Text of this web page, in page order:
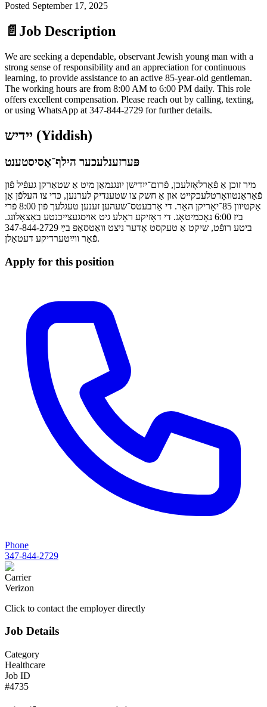
Posted September 17, 2025
📄 Job Description
We are seeking a dependable, observant Jewish young man with a
strong sense of responsibility and an appreciation for continuous
learning, to provide assistance to an active 85-year-old gentleman.
The working hours are from 8:00 AM to 6:00 PM daily. This role
offers excellent compensation. Please reach out by calling, texting,
or using WhatsApp at 347-844-2729 for further details.
יידיש (Yiddish)
פּערזענלעכער הילף־אַסיסטענט
מיר זוכן אַ פֿאַרלאָזלעכן, פֿרום־ייִדישן יונגנמאַן מיט אַ שטאַרקן געפֿיל פֿון
פֿאַראַנטוואָרטלעכקייט און אַ חשק צו שטענדיק לערנען, כּדי צו העלפֿן אַן
אַקטיוון 85־יאָריקן האַר. די אַרבעטס־שעהען זענען טעגלעך פֿון 8:00 פֿרי
ביז 6:00 נאָכמיטאָג. די דאָזיקע ראָלע גיט אויסגעצייכנטע באַצאָלונג.
ביטע רופֿט, שיקט אַ טעקסט אָדער ניצט וואַטסאַפּ בײַ 347-844-2729
פֿאַר ווײַטערדיקע דעטאַלן.
Apply for this position
Phone
347-844-2729
Carrier
Verizon
Click to contact the employer directly
Job Details
Category
Healthcare
Job ID
#4735